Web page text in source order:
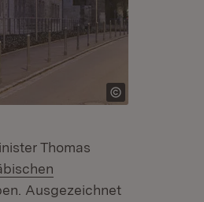
Thomas
Ausgezeichnet